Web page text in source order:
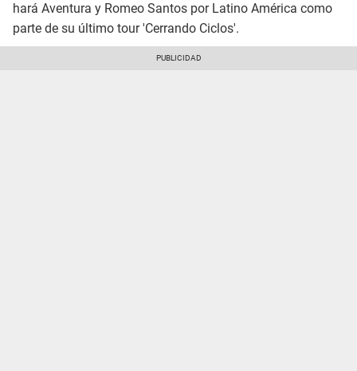
hará Aventura y Romeo Santos por Latino América como
parte de su último tour 'Cerrando Ciclos'.